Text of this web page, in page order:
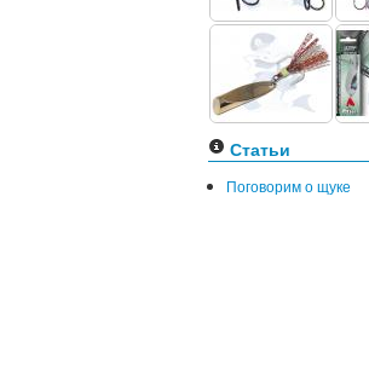
Статьи
Поговорим о щуке